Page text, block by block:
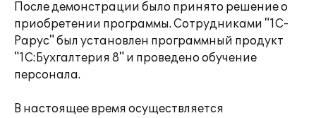
После демонстрации было принято решение о
приобретении программы. Сотрудниками "1С-
Рарус" был установлен программный продукт
"1С:Бухгалтерия 8" и проведено обучение
персонала.
В настоящее время осуществляется